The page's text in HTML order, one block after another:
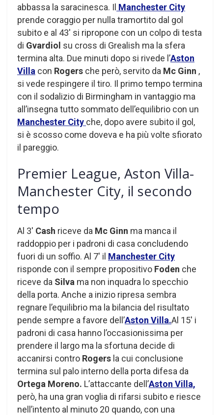
abbassa la saracinesca. Il Manchester City
prende coraggio per nulla tramortito dal gol
subito e al 43′ si ripropone con un colpo di testa
di Gvardiol su cross di Grealish ma la sfera
termina alta. Due minuti dopo si rivede l’Aston
Villa con Rogers che però, servito da Mc Ginn ,
si vede respingere il tiro. Il primo tempo termina
con il sodalizio di Birmingham in vantaggio ma
all’insegna tutto sommato dell’equilibrio con un
Manchester City che, dopo avere subito il gol,
si è scosso come doveva e ha più volte sfiorato
il pareggio.
Premier League, Aston Villa-
Manchester City, il secondo
tempo
Al 3′ Cash riceve da Mc Ginn ma manca il
raddoppio per i padroni di casa concludendo
fuori di un soffio. Al 7′ il Manchester City
risponde con il sempre propositivo Foden che
riceve da Silva ma non inquadra lo specchio
della porta. Anche a inizio ripresa sembra
regnare l’equilibrio ma la bilancia del risultato
pende sempre a favore dell’Aston Villa.Al 15′ i
padroni di casa hanno l’occasionissima per
prendere il largo ma la sfortuna decide di
accanirsi contro Rogers la cui conclusione
termina sul palo interno della porta difesa da
Ortega Moreno. L’attaccante dell’Aston Villa,
però, ha una gran voglia di rifarsi subito e riesce
nell’intento al minuto 20 quando, con una